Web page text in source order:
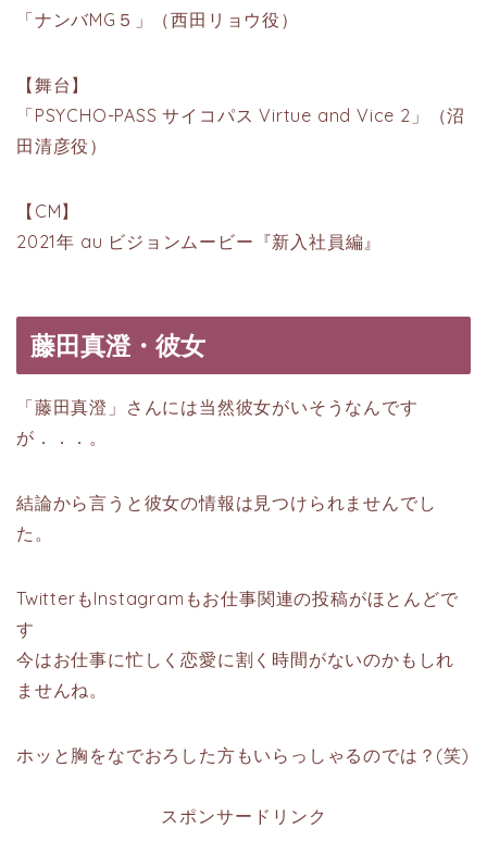
「ナンバMG５」（西田リョウ役）
【舞台】
「PSYCHO-PASS サイコパス Virtue and Vice 2」（沼
田清彦役）
【CM】
2021年 au ビジョンムービー『新入社員編』
藤田真澄・彼女
「藤田真澄」さんには当然彼女がいそうなんです
が．．．。
結論から言うと彼女の情報は見つけられませんでし
た。
TwitterもInstagramもお仕事関連の投稿がほとんどで
す
今はお仕事に忙しく恋愛に割く時間がないのかもしれ
ませんね。
ホッと胸をなでおろした方もいらっしゃるのでは？(笑)
スポンサードリンク